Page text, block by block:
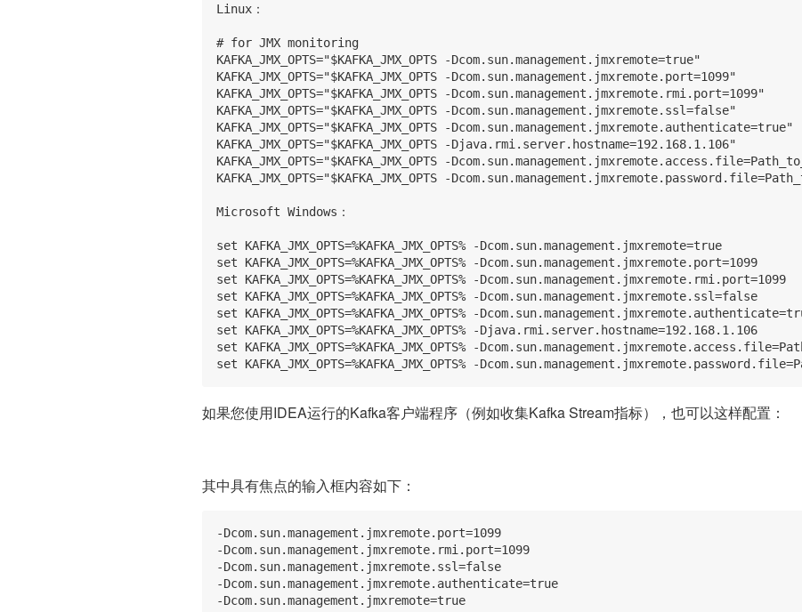
Linux：
# for JMX monitoring
KAFKA_JMX_OPTS="$KAFKA_JMX_OPTS -Dcom.sun.management.jmxremote=true"
KAFKA_JMX_OPTS="$KAFKA_JMX_OPTS -Dcom.sun.management.jmxremote.port=1099"
KAFKA_JMX_OPTS="$KAFKA_JMX_OPTS -Dcom.sun.management.jmxremote.rmi.port=1099"
KAFKA_JMX_OPTS="$KAFKA_JMX_OPTS -Dcom.sun.management.jmxremote.ssl=false"
KAFKA_JMX_OPTS="$KAFKA_JMX_OPTS -Dcom.sun.management.jmxremote.authenticate=true"
KAFKA_JMX_OPTS="$KAFKA_JMX_OPTS -Djava.rmi.server.hostname=192.168.1.106"
KAFKA_JMX_OPTS="$KAFKA_JMX_OPTS -
KAFKA_JMX_OPTS="$KAFKA_JMX_OPTS -
Microsoft Windows：
set KAFKA_JMX_OPTS=%KAFKA_JMX_OPTS% -Dcom.sun.management.jmxremote=true
set KAFKA_JMX_OPTS=%KAFKA_JMX_OPTS% -Dcom.sun.management.jmxremote.port=1099
set KAFKA_JMX_OPTS=%KAFKA_JMX_OPTS% -Dcom.sun.management.jmxremote.rmi.port=1099
set KAFKA_JMX_OPTS=%KAFKA_JMX_OPTS% -Dcom.sun.management.jmxremote.ssl=false
set KAFKA_JMX_OPTS=%KAFKA_JMX_OPTS% -
set KAFKA_JMX_OPTS=%KAFKA_JMX_OPTS% -Djava.rmi.server.hostname=192.168.1.106
set KAFKA_JMX_OPTS=%KAFKA_JMX_OPTS% -
如果您使用IDEA运行的Kafka客户端程序（例如收集Kafka Stream指标），也可以这样配置：
其中具有焦点的输入框内容如下：
-Dcom.sun.management.jmxremote.port=1099
-Dcom.sun.management.jmxremote.rmi.port=1099
-Dcom.sun.management.jmxremote.ssl=false
-Dcom.sun.management.jmxremote.authenticate=true
-Dcom.sun.management.jmxremote=true